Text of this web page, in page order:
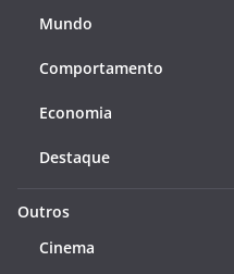
Mundo
Comportamento
Economia
Destaque
Outros
Cinema